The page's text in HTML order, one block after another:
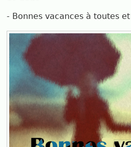
- Bonnes vacances à toutes